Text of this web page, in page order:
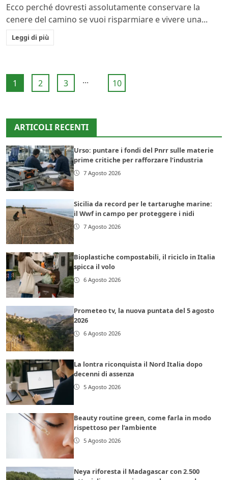
Ecco perché dovresti assolutamente conservare la
cenere del camino se vuoi risparmiare e vivere una...
Leggi di più
1 2 3 ... 10
ARTICOLI RECENTI
Urso: puntare i fondi del Pnrr sulle materie
prime critiche per rafforzare l’industria
7 Agosto 2026
Sicilia da record per le tartarughe marine:
il Wwf in campo per proteggere i nidi
7 Agosto 2026
Bioplastiche compostabili, il riciclo in Italia
spicca il volo
6 Agosto 2026
Prometeo tv, la nuova puntata del 5 agosto
2026
6 Agosto 2026
La lontra riconquista il Nord Italia dopo
decenni di assenza
5 Agosto 2026
Beauty routine green, come farla in modo
rispettoso per l’ambiente
5 Agosto 2026
Neya riforesta il Madagascar con 2.500